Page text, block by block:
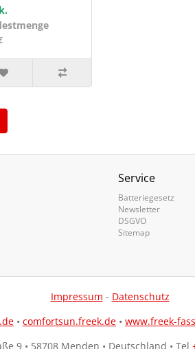
Service
Batteriegesetz
Newsletter
DSGVO
Sitemap
Impressum - Datenschutz
• comfortsun.freek.de • www.freek-
9 • 58708 Menden • Deutschland • Tel